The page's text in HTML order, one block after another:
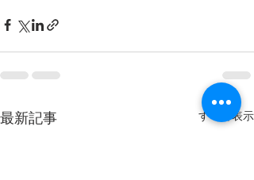
最新記事 すべて表示